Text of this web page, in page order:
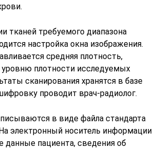
тканей требуемого диапазона
настройка окна изображения.
средняя плотность,
уровню плотности исследуемых
сканирования хранятся в базе
проводит врач-радиолог.
в виде файла стандарта
электронный носитель информации
данные пациента, сведения об